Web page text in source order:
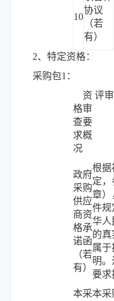
10
协议
（若
有）
2、特定资格：
采购包1：
资
格审
查要
求概
况
评
政府
采购
供应
商资
格承
诺函
（若
有）
根据
定
章）
件规
华人
的真
属
明
要求
本采本采